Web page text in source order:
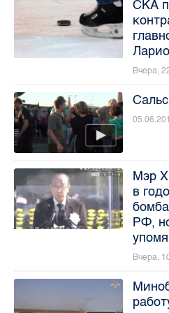
СКА
Вчера,
Мэр
в
РФ,
Вчера,